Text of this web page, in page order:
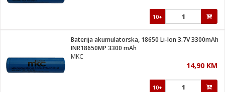
10+
Baterija akumulatorska, 18650 Li-Ion 3.7V 3300mAh
INR18650MP 3300 mAh
MKC
14,90 KM
10+